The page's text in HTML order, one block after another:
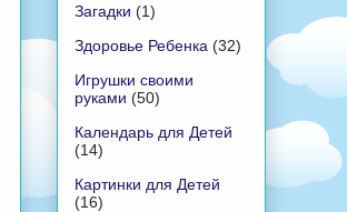
Загадки (1)
Здоровье Ребенка (32)
Игрушки своими
руками (50)
Календарь для Детей
(14)
Картинки для Детей
(16)